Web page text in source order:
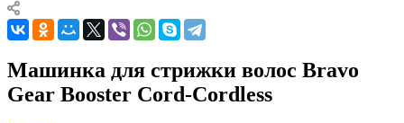
Машинка для стрижки волос Bravo
Gear Booster Cord-Cordless